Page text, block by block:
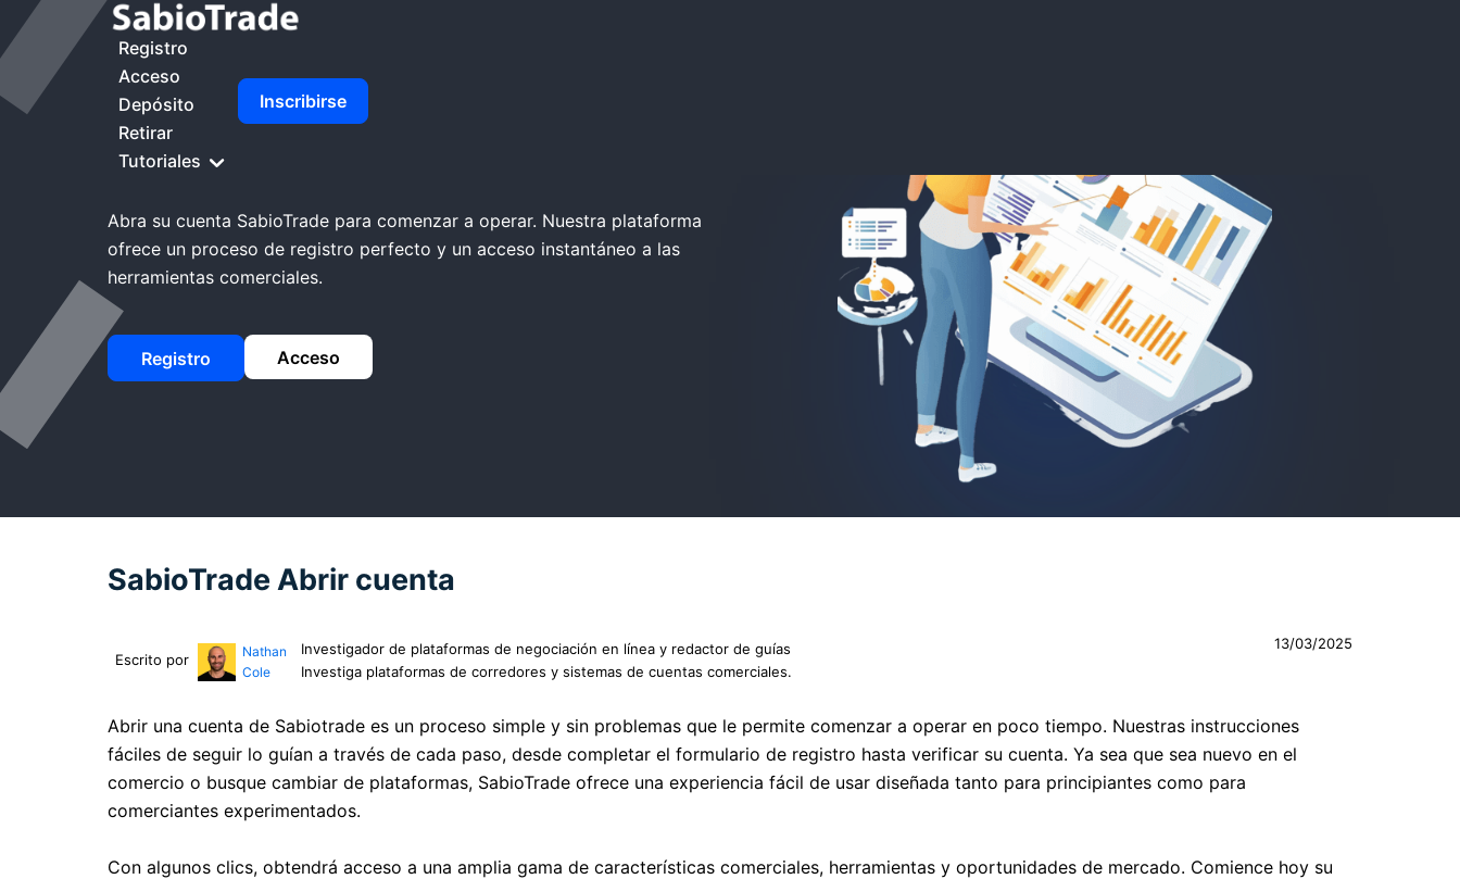
Registro
Acceso
Depósito
Retirar
Tutoriales
Inscribirse
Inicio SabioTrade Abrir Cuenta
SabioTrade Abrir cuenta
Abra su cuenta SabioTrade para comenzar a operar. Nuestra plataforma
ofrece un proceso de registro perfecto y un acceso instantáneo a las
herramientas comerciales.
Registro Acceso
SabioTrade Abrir cuenta
Escrito por
Nathan
Cole
Investigador de plataformas de negociación en línea y redactor de guías
Investiga plataformas de corredores y sistemas de cuentas comerciales.
13/03/2025
Abrir una cuenta de Sabiotrade es un proceso simple y sin problemas que le permite comenzar a operar en poco tiempo. Nuestras instrucciones
fáciles de seguir lo guían a través de cada paso, desde completar el formulario de registro hasta verificar su cuenta. Ya sea que sea nuevo en el
comercio o busque cambiar de plataformas, SabioTrade ofrece una experiencia fácil de usar diseñada tanto para principiantes como para
comerciantes experimentados.
Con algunos clics, obtendrá acceso a una amplia gama de características comerciales, herramientas y oportunidades de mercado. Comience hoy su